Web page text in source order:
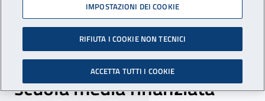
Iniziative immobiliari di
elevata utilità sociale, a
Calci inaugurata la nuova
scuola media finanziata
IMPOSTAZIONI DEI COOKIE
RIFIUTA I COOKIE NON TECNICI
ACCETTA TUTTI I COOKIE